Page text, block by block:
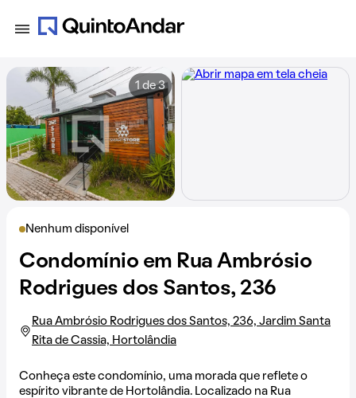
Nenhum disponível
Condomínio em Rua Ambrósio
Rodrigues dos Santos, 236
Rua Ambrósio Rodrigues dos Santos, 236, Jardim Santa
Rita de Cassia, Hortolândia
Conheça este condomínio, uma morada que reflete o
espírito vibrante de Hortolândia. Localizado na Rua
1 de 3